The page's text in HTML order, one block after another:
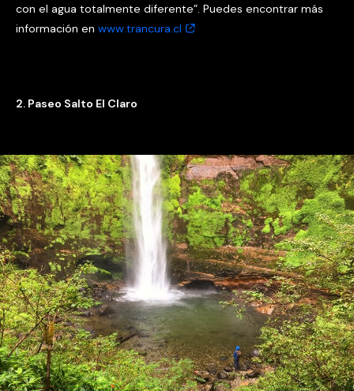
con el agua totalmente diferente”. Puedes encontrar más
información en www.trancura.cl
2. Paseo Salto El Claro